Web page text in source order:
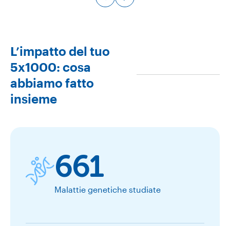
L’impatto del tuo
5x1000: cosa
abbiamo fatto
insieme
661
Malattie genetiche studiate